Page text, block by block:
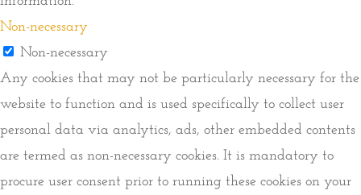
Non-necessary
Non-necessary
Any cookies that may not be particularly necessary for the
website to function and is used specifically to collect user
personal data via analytics, ads, other embedded contents
are termed as non-necessary cookies. It is mandatory to
procure user consent prior to running these cookies on your